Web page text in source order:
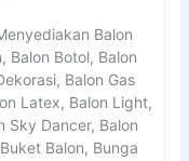
Balon
Balon Botol, Balon
Balon Gas
Latex, Balon Light,
Sky Dancer, Balon
Balon, Bunga